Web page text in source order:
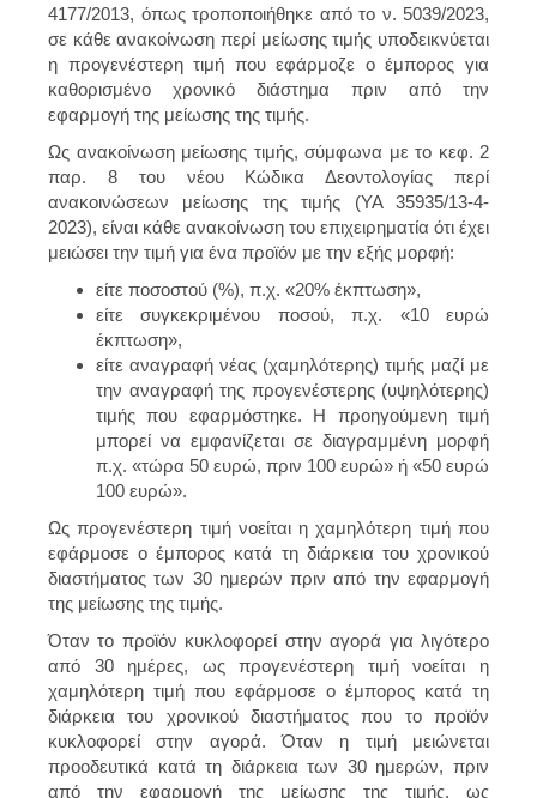
4177/2013, όπως τροποποιήθηκε από το ν. 5039/2023,
σε κάθε ανακοίνωση περί μείωσης τιμής υποδεικνύεται
η προγενέστερη τιμή που εφάρμοζε ο έμπορος για
καθορισμένο χρονικό διάστημα πριν από την
εφαρμογή της μείωσης της τιμής.
Ως ανακοίνωση μείωσης τιμής, σύμφωνα με το κεφ. 2
παρ. 8 του νέου Κώδικα Δεοντολογίας περί
ανακοινώσεων μείωσης της τιμής (ΥΑ 35935/13-4-
2023), είναι κάθε ανακοίνωση του επιχειρηματία ότι έχει
μειώσει την τιμή για ένα προϊόν με την εξής μορφή:
είτε ποσοστού (%), π.χ. «20% έκπτωση»,
είτε συγκεκριμένου ποσού, π.χ. «10 ευρώ
έκπτωση»,
είτε αναγραφή νέας (χαμηλότερης) τιμής μαζί με
την αναγραφή της προγενέστερης (υψηλότερης)
τιμής που εφαρμόστηκε. Η προηγούμενη τιμή
μπορεί να εμφανίζεται σε διαγραμμένη μορφή
π.χ. «τώρα 50 ευρώ, πριν 100 ευρώ» ή «50 ευρώ
100 ευρώ».
Ως προγενέστερη τιμή νοείται η χαμηλότερη τιμή που
εφάρμοσε ο έμπορος κατά τη διάρκεια του χρονικού
διαστήματος των 30 ημερών πριν από την εφαρμογή
της μείωσης της τιμής.
Όταν το προϊόν κυκλοφορεί στην αγορά για λιγότερο
από 30 ημέρες, ως προγενέστερη τιμή νοείται η
χαμηλότερη τιμή που εφάρμοσε ο έμπορος κατά τη
διάρκεια του χρονικού διαστήματος που το προϊόν
κυκλοφορεί στην αγορά. Όταν η τιμή μειώνεται
προοδευτικά κατά τη διάρκεια των 30 ημερών, πριν
από την εφαρμογή της μείωσης της τιμής, ως